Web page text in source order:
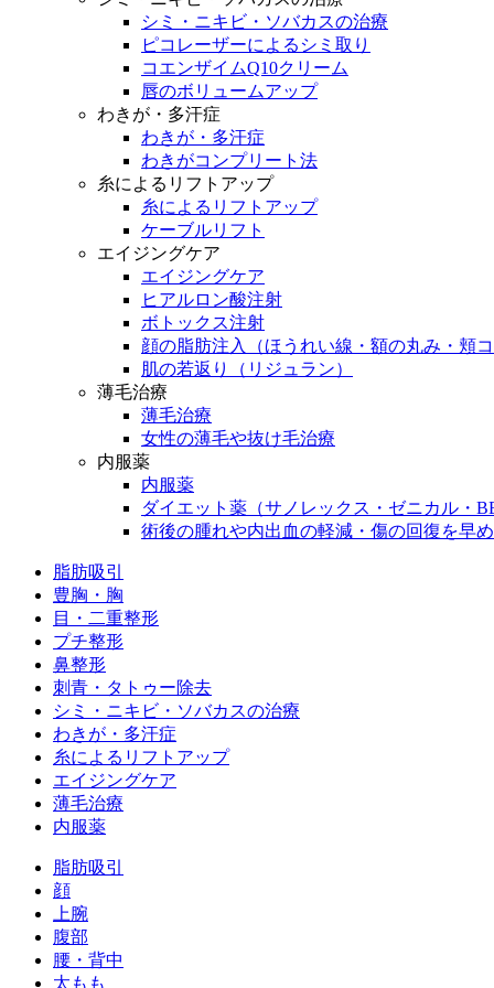
シミ・ニキビ・ソバカスの治療
ピコレーザーによるシミ取り
コエンザイムQ10クリーム
唇のボリュームアップ
わきが・多汗症
わきが・多汗症
わきがコンプリート法
糸によるリフトアップ
糸によるリフトアップ
ケーブルリフト
エイジングケア
エイジングケア
ヒアルロン酸注射
ボトックス注射
顔の脂肪注入（ほうれい線・額の丸み・頬コ
肌の若返り（リジュラン）
薄毛治療
薄毛治療
女性の薄毛や抜け毛治療
内服薬
内服薬
ダイエット薬（サノレックス・ゼニカル・
術後の腫れや内出血の軽減・傷の回復を早
脂肪吸引
豊胸・胸
目・二重整形
プチ整形
鼻整形
刺青・タトゥー除去
シミ・ニキビ・ソバカスの治療
わきが・多汗症
糸によるリフトアップ
エイジングケア
薄毛治療
内服薬
脂肪吸引
顔
上腕
腹部
腰・背中
太もも